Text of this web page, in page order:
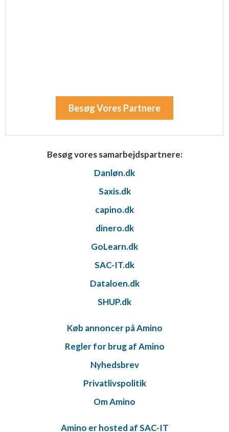
Besøg Vores Partnere
Besøg vores samarbejdspartnere:
Danløn.dk
Saxis.dk
capino.dk
dinero.dk
GoLearn.dk
SAC-IT.dk
Dataloen.dk
SHUP.dk
Køb annoncer på Amino
Regler for brug af Amino
Nyhedsbrev
Privatlivspolitik
Om Amino
Amino er hosted af SAC-IT